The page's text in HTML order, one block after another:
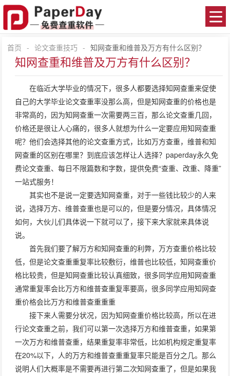
首页 - 论文查重技巧 - 知网查重和维普及万方有什么区别？
知网查重和维普及万方有什么区别？
在临近大学毕业的情况下，很多人都要选择知网查重来促使
自己的大学毕业论文查重率没那么高，但是知网查重的价格也是
非常高的，因为知网查重一次需要两三百，那么论文查重几回，
价格还是很让人心痛的，很多人就想为什么一定要应用知网查重
呢？他们会选择其他的论文查重方式，比如万方查重，维普和知
网查重的区别在哪里？到底应该怎样让人选择？paperday永久免
费论文查重、每日不限篇数和字数，提供免费“查重、改重、降重”
一站式服务！
其实也不是说一定要选知网查重，对于一些钱比较少的人来
说，选择万方、维普查重也是可以的，但是要分情况，具体情况
如何，大伙儿们具体说一下就可以了，接下来大家就来具体说
说。
首先我们要了解万方和知网查重的利弊，万方查重价格比较
低，但是论文查重重复率比较敷衍，维普也比较低，知网查重价
格比较贵，但是知网查重比较认真细致，很多同学应用知网查重
通常重复率会比万方和维普查重复率要高，很多同学应用知网查
重价格会比万方和维普查重重重
接下来人需要分状况，因为知网查重价格比较高，所以在进
行论文查重之前，我们可以第一次选择万方和维普查重，如果第
一次万方和维普查重，结果重复率非常低，比如机构规定重复率
在20%以下，人的万方和维普查重重复率只能是百分之几。那么
说明人们大概率是不需要再进行第二次知网查重了，但是如果我